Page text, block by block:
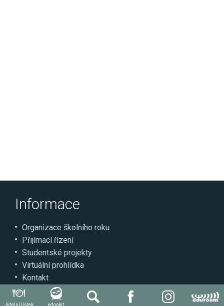
Jídelní lístek edookit
Informace
Organizace školního roku
Přijímací řízení
Studentské projekty
Virtuální prohlídka
Kontakt